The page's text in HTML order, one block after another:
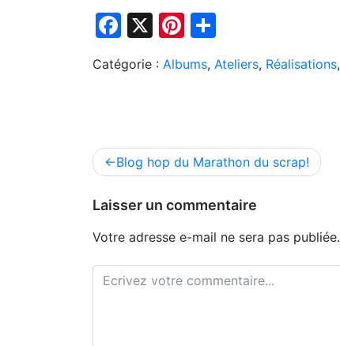
Facebook
X Pinterest
Catégorie : Albums, Ateliers, Réalisations,
Navigation
de
l’article
Blog hop du Marathon du scrap!
Laisser un commentaire
Votre adresse e-mail ne sera pas publiée.